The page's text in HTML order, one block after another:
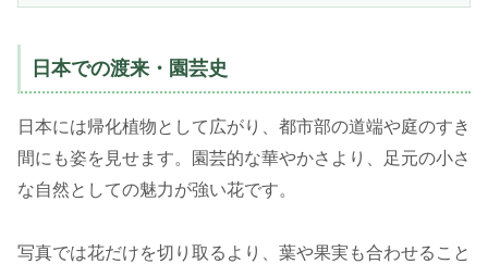
日本での渡来・園芸史
日本には帰化植物として広がり、都市部の道端や庭のすき
間にも姿を見せます。園芸的な華やかさより、足元の小さ
な自然としての魅力が強い花です。
写真では花だけを切り取るより、葉や果実も合わせること